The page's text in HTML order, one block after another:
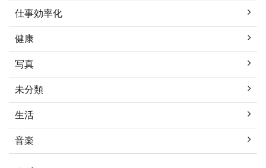
仕事効率化
健康
写真
未分類
生活
音楽